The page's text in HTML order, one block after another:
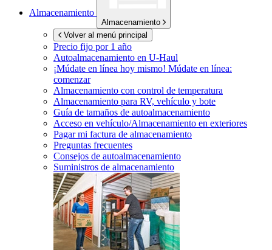
Almacenamiento
Almacenamiento
Volver al menú principal
Precio fijo por 1 año
Autoalmacenamiento en U-Haul
¡Múdate en línea hoy mismo! Múdate en línea:
comenzar
Almacenamiento con control de temperatura
Almacenamiento para RV, vehículo y bote
Guía de tamaños de autoalmacenamiento
Acceso en vehículo/Almacenamiento en exteriores
Pagar mi factura de almacenamiento
Preguntas frecuentes
Consejos de autoalmacenamiento
Suministros de almacenamiento